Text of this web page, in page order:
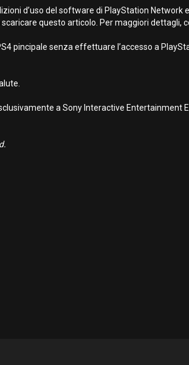
d’uso del software di PlayStation
questo articolo. Per maggiori dettagli,
pincipale senza effettuare l’accesso a
a Sony Interactive Entertainment